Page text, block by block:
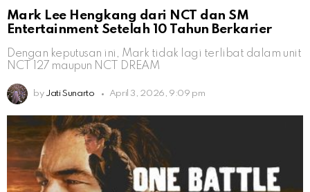
Mark Lee Hengkang dari NCT dan SM
Entertainment Setelah 10 Tahun Berkarier
Dengan keputusan ini, Mark tidak lagi terlibat dalam unit
NCT 127 maupun NCT DREAM
by Jati Sunarto April 3, 2026, 9:09 pm